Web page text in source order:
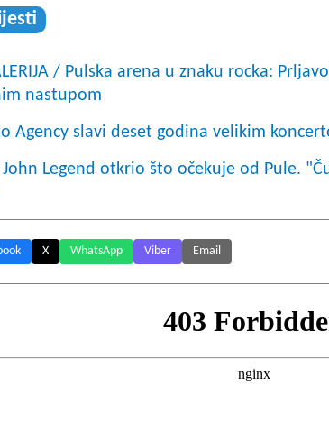
/ Pulska arena u znaku rocka:
nastupom
Agency slavi deset godina velikim
John Legend otkrio što očekuje od Pule.
X WhatsApp Viber Email